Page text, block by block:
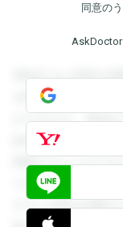
同意の
登録すると回答を
を閲覧することが
ができます。登録
録すると回答を閲
閲覧することがで
できます。登録す
すると回答を閲覧